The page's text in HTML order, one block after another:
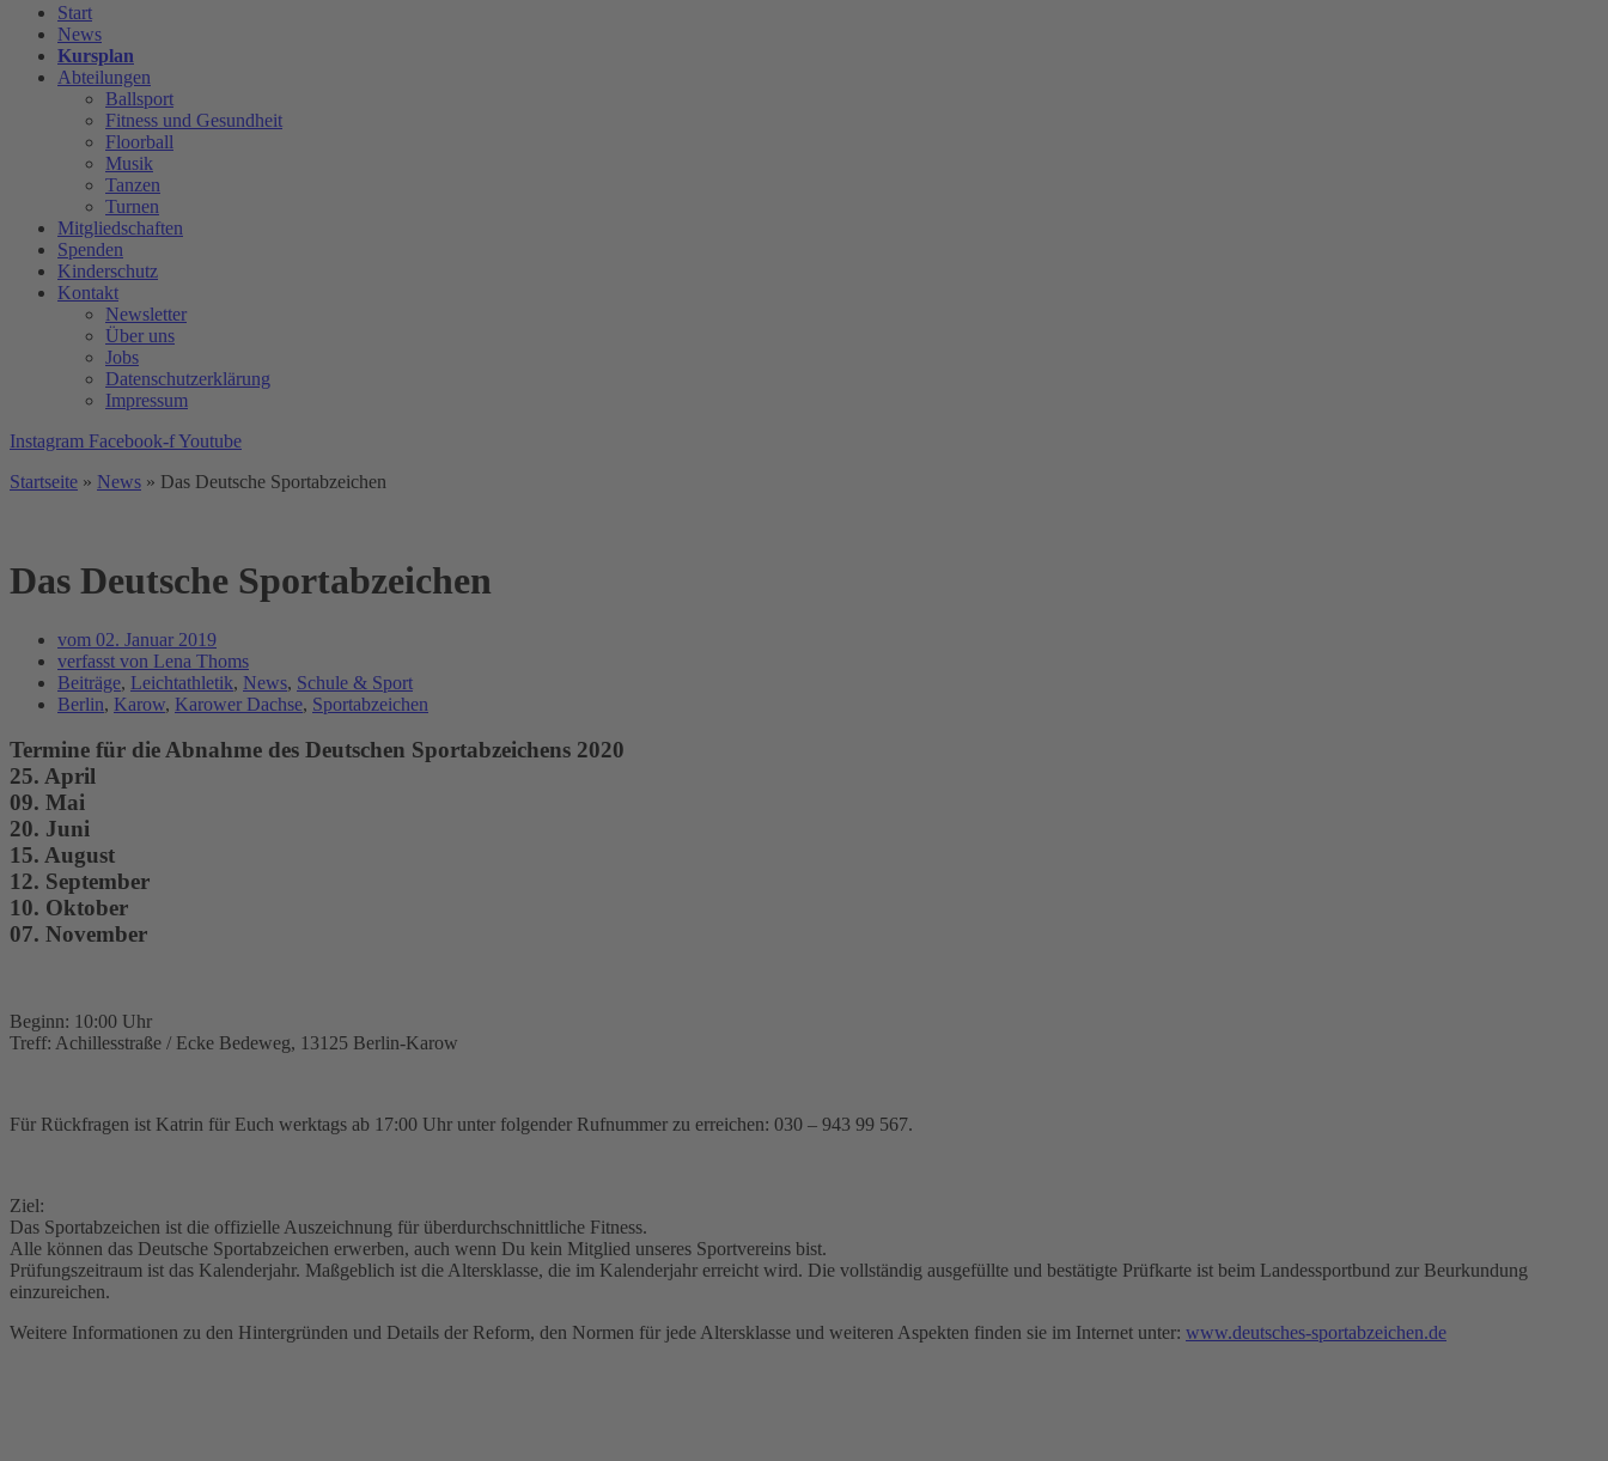
Start
News
Kursplan
Abteilungen
Ballsport
Fitness und Gesundheit
Floorball
Musik
Tanzen
Turnen
Mitgliedschaften
Spenden
Kinderschutz
Kontakt
Newsletter
Über uns
Jobs
Datenschutzerklärung
Impressum
Instagram Facebook-fYoutube
Startseite » News » Das Deutsche Sportabzeichen
Das Deutsche Sportabzeichen
vom 02. Januar 2019
verfasst von Lena Thoms
Beiträge, Leichtathletik, News, Schule & Sport
Berlin, Karow, Karower Dachse, Sportabzeichen
Termine für die Abnahme des Deutschen Sportabzeichens 2020
25. April
09. Mai
20. Juni
15. August
12. September
10. Oktober
07. November
Beginn: 10:00 Uhr
Treff: Achillesstraße / Ecke Bedeweg, 13125 Berlin-Karow
Für Rückfragen ist Katrin für Euch werktags ab 17:00 Uhr unter folgender Rufnummer zu erreichen: 030 – 943 99 567.
Ziel:
Das Sportabzeichen ist die offizielle Auszeichnung für überdurchschnittliche Fitness.
Alle können das Deutsche Sportabzeichen erwerben, auch wenn Du kein Mitglied unseres Sportvereins bist.
Prüfungszeitraum ist das Kalenderjahr. Maßgeblich ist die Altersklasse, die im Kalenderjahr erreicht wird. Die vollständig ausgefüllte und bestätigte Prüfkarte ist beim Landessportbund zur Beurkundung
einzureichen.
Weitere Informationen zu den Hintergründen und Details der Reform, den Normen für jede Altersklasse und weiteren Aspekten finden sie im Internet unter: www.deutsches-sportabzeichen.de